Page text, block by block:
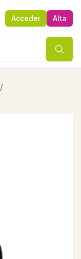
Acceder Alta
/